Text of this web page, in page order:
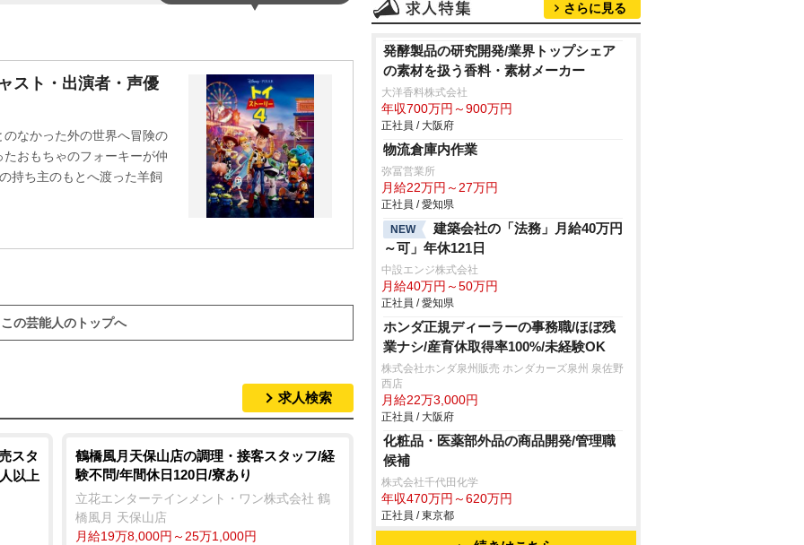
スト・出演者・声優
なかった外の世界へ冒険の
おもちゃのフォーキーが仲
持ち主のもとへ渡った羊飼
この芸能人のトップへ
求人検索
スタ
以上
鶴橋風月天保山店の調理・接客スタッフ/経
験不問/年間休日120日/寮あり
立花エンターテインメント・ワン株式会社 鶴
橋風月 天保山店
月給19万8,000円～25万1,000円
さらに見る
発酵製品の研究開発/業界トップシェア
の素材を扱う香料・素材メーカー
大洋香料株式会社
年収700万円～900万円
正社員 / 大阪府
物流倉庫内作業
弥冨営業所
月給22万円～27万円
正社員 / 愛知県
NEW
建築会社の「法務」月給40万円
～可」年休121日
中設エンジ株式会社
月給40万円～50万円
正社員 / 愛知県
ホンダ正規ディーラーの事務職/ほぼ残
業ナシ/産育休取得率100%/未経験OK
株式会社ホンダ泉州販売 ホンダカーズ泉州 泉佐野
西店
月給22万3,000円
正社員 / 大阪府
化粧品・医薬部外品の商品開発/管理職
候補
株式会社千代田化学
年収470万円～620万円
正社員 / 東京都